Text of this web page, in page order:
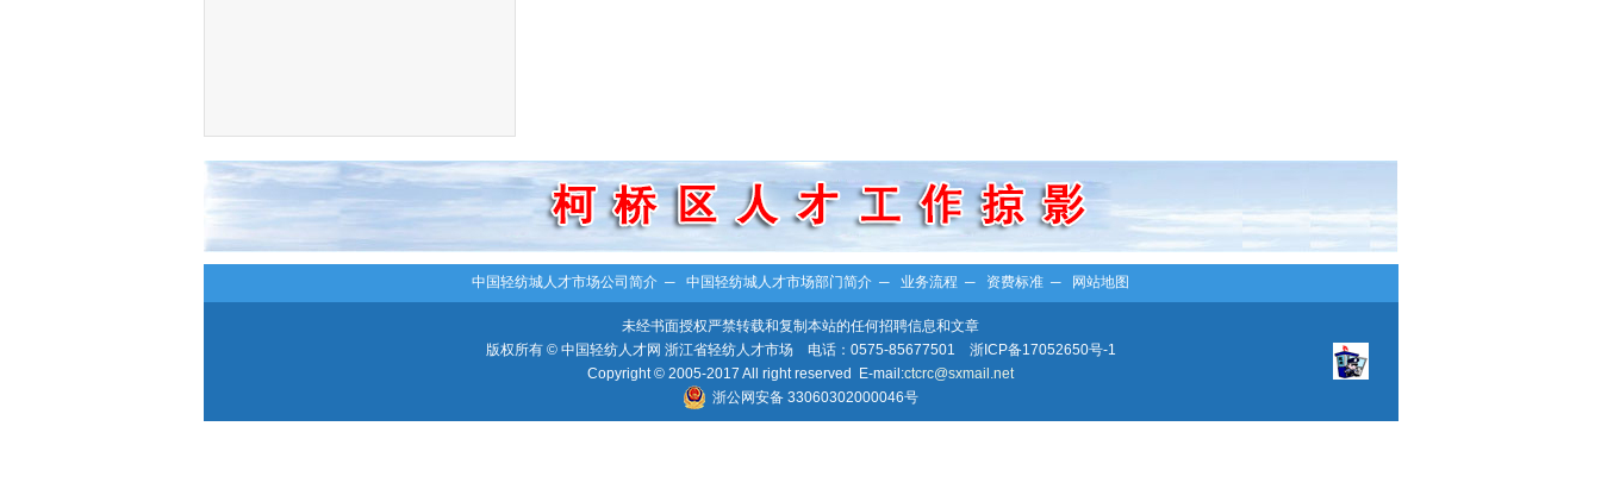
中国轻纺城人才市场公司简介 ─ 中国轻纺城人才市场部门简介 ─ 业务流程 ─ 资费标准 ─ 网站地图
未经书面授权严禁转载和复制本站的任何招聘信息和文章
版权所有 © 中国轻纺人才网 浙江省轻纺人才市场 电话：0575-85677501 浙ICP备17052650号-1
Copyright © 2005-2017 All right reserved E-mail:ctcrc@sxmail.net
浙公网安备 33060302000046号